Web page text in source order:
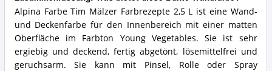
Alpina Farbe Tim Mälzer Farbrezepte 2,5 L ist eine Wand-
und Deckenfarbe für den Innenbereich mit einer matten
Oberfläche im Farbton Young Vegetables. Sie ist sehr
ergiebig und deckend, fertig abgetönt, lösemittelfrei und
geruchsarm. Sie kann mit Pinsel, Rolle oder Spray